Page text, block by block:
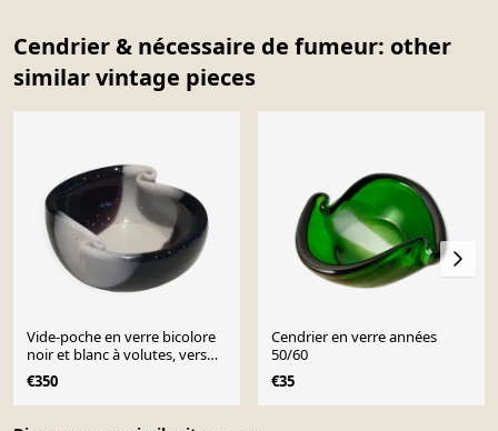
Cendrier & nécessaire de fumeur: other
similar vintage pieces
Vide-poche en verre bicolore
noir et blanc à volutes, vers
1970
€350
Cendrier en verre années
50/60
€35